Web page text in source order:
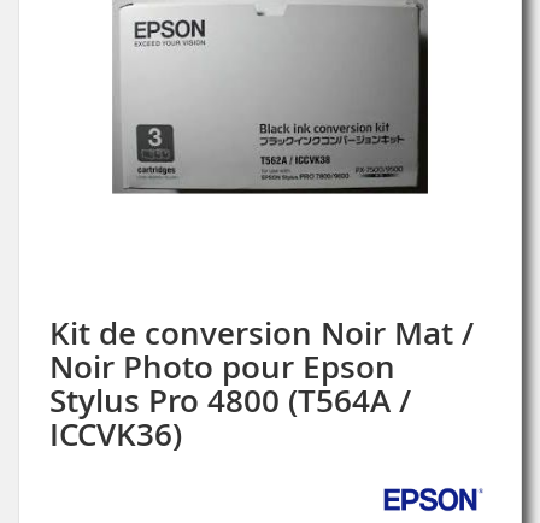
Kit de conversion Noir Mat /
Noir Photo pour Epson
Stylus Pro 4800 (T564A /
ICCVK36)
Skip
to
the
beginning
of
the